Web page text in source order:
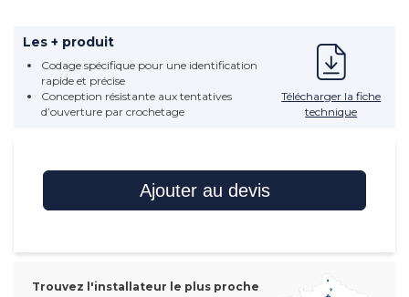
Les + produit
Codage spécifique pour une identification
rapide et précise
Conception résistante aux tentatives
d’ouverture par crochetage
Télécharger la fiche
technique
Ajouter au devis
Trouvez l'installateur le plus proche